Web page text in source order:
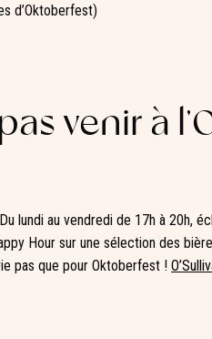
d’Oktoberfest)
venir à
lundi au vendredi de 17h à 20h,
Hour sur une sélection des
pas que pour Oktoberfest !